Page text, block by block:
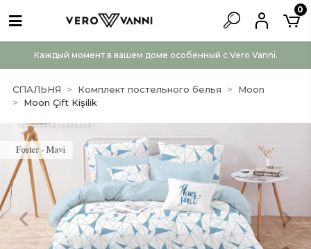
Каждый момент в вашем доме особенный с Vero Vanni.
0
СПАЛЬНЯ Комплект постельного белья
Moon
Moon Çift Kişilik